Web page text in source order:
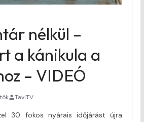
nélkül –
a kánikula a
– VIDEÓ
TaviTV
30 fokos nyárais időjárást újra